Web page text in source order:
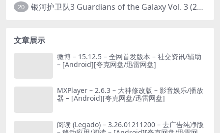
20 银河护卫队3 Guardians of the Galaxy Vol. 3 (2023)4K高清资源1080p只分享精品
文章展示
微博 – 15.12.5 – 全网首发版本 – 社交资讯/辅助
– [Android][夸克网盘/迅雷网盘]
MXPlayer – 2.6.3 – 大神修改版 – 影音娱乐/播放
器 – [Android][夸克网盘/迅雷网盘]
阅读 (Legado) – 3.26.01211200 – 去广告纯净版